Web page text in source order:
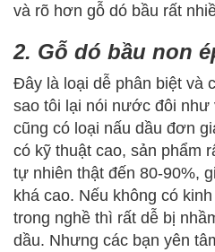
và rõ hơn gỗ dó bầu rất
2. Gỗ dó bầu non
Đây là loại dễ phân biệt và
sao tôi lại nói nước đôi như
cũng có loại nấu dầu đơn
có kỹ thuật cao, sản phẩm
tự nhiên thật đến 80-90%,
khá cao. Nếu không có
trong nghề thì rất dễ bị
dầu. Nhưng các bạn yên